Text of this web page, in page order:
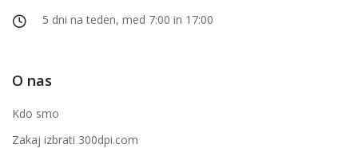
5 dni na teden, med 7:00 in 17:00
O nas
Kdo smo
Zakaj izbrati 300dpi.com